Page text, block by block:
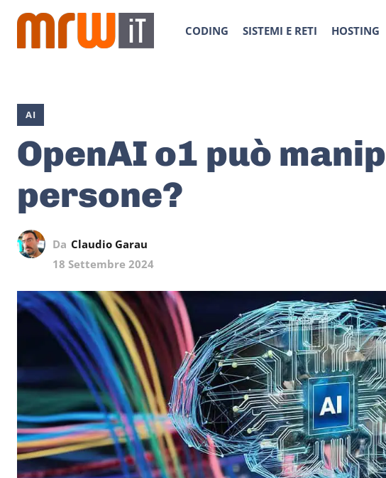
CODING SISTEMI E RETI HOSTING
AI
OpenAI o1 può
persone?
Da Claudio Garau
18 Settembre 2024